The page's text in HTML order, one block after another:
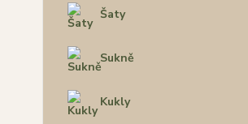
Šaty
Sukně
Kukly